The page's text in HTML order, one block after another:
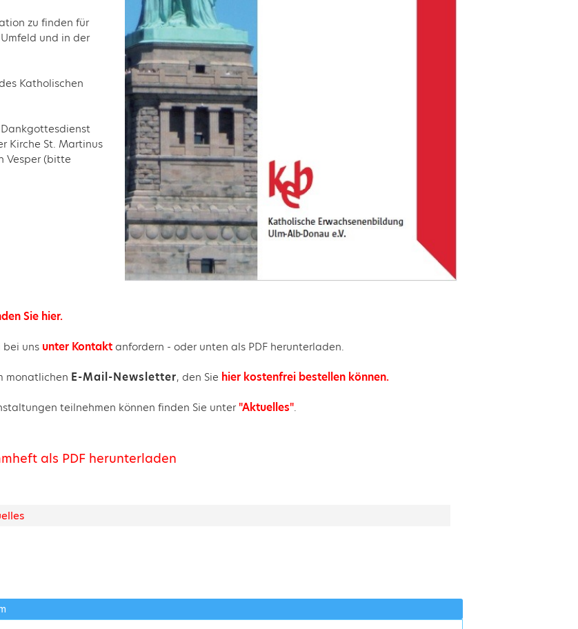
zu finden für
und in der
Katholischen
Kirche St. Martinus
Vesper (bitte
Sie hier.
bei uns unter Kontaktanfordern - oder unten als PDF herunterladen.
monatlichen E-Mail-Newsletter, den Sie hier kostenfrei bestellen können.
teilnehmen können finden Sie unter"Aktuelles".
als PDF herunterladen